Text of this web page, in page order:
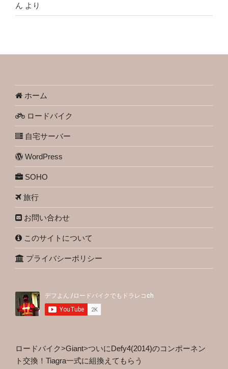
ん より
ホーム
ロードバイク
自宅サーバー
WordPress
SOHO
旅行
お問い合わせ
このサイトについて
プライバシーポリシー
ロードバイク>Giant>ついにDefy4(2014)のコンポーネン
ト交換！Tiagra一式に組換えてもらう